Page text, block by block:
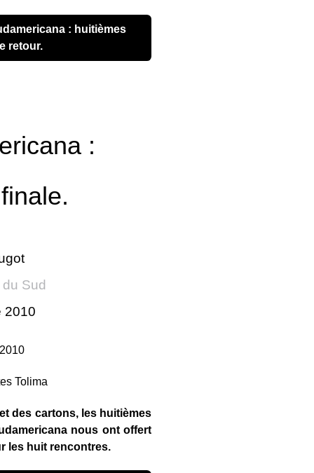
retour.
:
Sud
2010
des cartons, les huitièmes
nous ont offert
les huit rencontres.